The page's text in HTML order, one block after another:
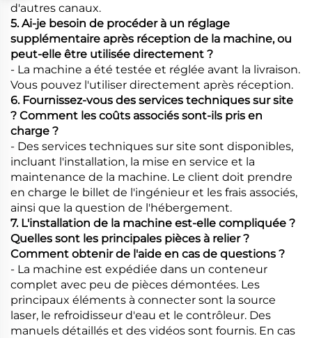
d'autres canaux.
5. Ai-je besoin de procéder à un réglage
supplémentaire après réception de la machine, ou
peut-elle être utilisée directement ?
- La machine a été testée et réglée avant la livraison.
Vous pouvez l'utiliser directement après réception.
6. Fournissez-vous des services techniques sur site
? Comment les coûts associés sont-ils pris en
charge ?
- Des services techniques sur site sont disponibles,
incluant l'installation, la mise en service et la
maintenance de la machine. Le client doit prendre
en charge le billet de l'ingénieur et les frais associés,
ainsi que la question de l'hébergement.
7. L'installation de la machine est-elle compliquée ?
Quelles sont les principales pièces à relier ?
Comment obtenir de l'aide en cas de questions ?
- La machine est expédiée dans un conteneur
complet avec peu de pièces démontées. Les
principaux éléments à connecter sont la source
laser, le refroidisseur d'eau et le contrôleur. Des
manuels détaillés et des vidéos sont fournis. En cas